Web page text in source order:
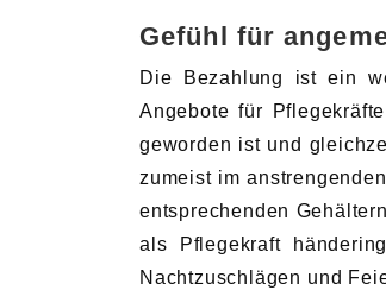
Gefühl für
Die Bezahlung ist ein
Angebote für
geworden ist und
zumeist im
entsprechenden
als Pflegekraft
Nachtzuschlägen und